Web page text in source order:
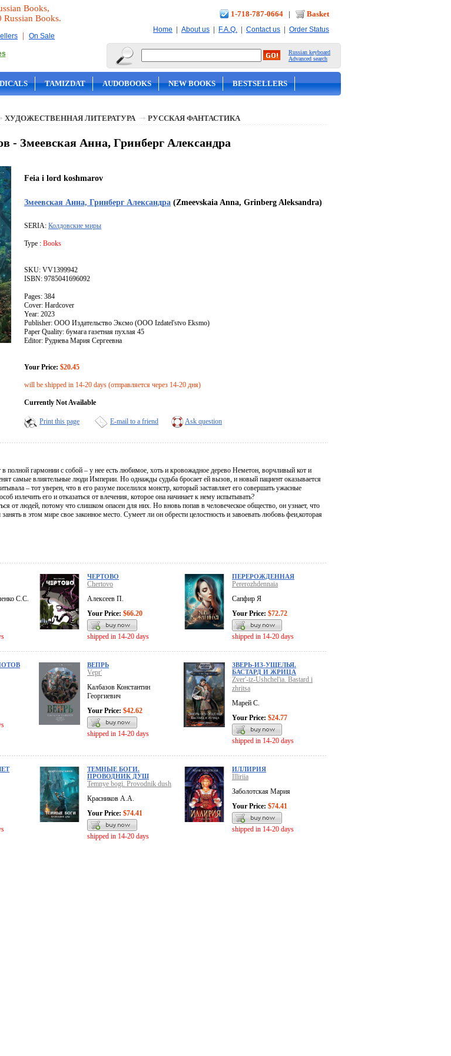
Books,
Russian Books.
| On Sale
1-718-787-0664 | Basket
Home | About us | F.A.Q. | Contact us | Order Status
Russian keyboard
Advanced search
TAMIZDAT AUDOBOOKS NEW BOOKS BESTSELLERS
ХУДОЖЕСТВЕННАЯ ЛИТЕРАТУРА РУССКАЯ ФАНТАСТИКА
- Змеевская Анна, Гринберг Александра
Feia i lord koshmarov
Змеевская Анна, Гринберг Александра (Zmeevskaia Anna, Grinberg Aleksandra)
SERIA: Колдовские миры
Type : Books
SKU: VV1399942
ISBN: 9785041696092
Pages: 384
Cover: Hardcover
Year: 2023
Publisher: ООО Издательство Эксмо (OOO Izdatel'stvo Eksmo)
Paper Quality: бумага газетная пухлая 45
Editor: Руднева Мария Сергеевна
Your Price: $20.45
will be shipped in 14-20 days (отправляется через 14-20 дня)
Currently Not Available
Print this page E-mail to a friend Ask question
гармонии с собой – у нее есть любимое, хоть и кровожадное дерево Неметон, ворчливый кот и
самые влиятельные люди Империи. Но однажды судьба бросает ей вызов, и новый пациент оказывается
– тот уверен, что в его разуме поселился монстр, который заставляет его совершать ужасные
излечить его и отказаться от влечения, которое она начинает к нему испытывать?
от людей, потому что слишком опасен для них. Но вновь попав в человеческое общество, он узнает, что
в этом мире свое законное место. Сумеет ли он обрести целостность и завоевать любовь феи,которая
С.С.
ЧЕРТОВО
Chertovo
Алексеев П.
Your Price: $66.20
shipped in 14-20 days
ПЕРЕРОЖДЕННАЯ
Pererozhdennaia
Сапфир Я
Your Price: $72.72
shipped in 14-20 days
ВЕПРЬ
Vepr'
Калбазов Константин
Георгиевич
Your Price: $42.62
shipped in 14-20 days
ЗВЕРЬ-ИЗ-УЩЕЛЬЯ.
БАСТАРД И ЖРИЦА
Zver'-iz-Ushchel'ia. Bastard i
zhritsa
Марей С.
Your Price: $24.77
shipped in 14-20 days
ТЕМНЫЕ БОГИ.
ПРОВОДНИК ДУШ
Temnye bogi. Provodnik dush
Красников А.А.
Your Price: $74.41
shipped in 14-20 days
ИЛЛИРИЯ
Illiriia
Заболотская Мария
Your Price: $74.41
shipped in 14-20 days